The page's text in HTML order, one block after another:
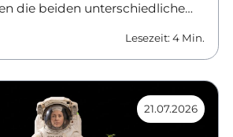
die beiden unterschiedliche
Dieser Beitrag ordnet
leistet, wo Kubernetes ansetzt
der Aufwand einer
überhaupt rechnet.
Lesezeit: 4 Min.
21.07.2026